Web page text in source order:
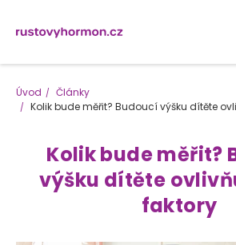
Úvod
Články
Kolik bude měřit? Budoucí výšku dítěte
Kolik bude měřit?
výšku dítěte
faktory